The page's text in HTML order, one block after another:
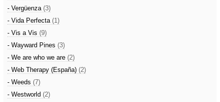
- Vergüenza (3)
- Vida Perfecta (1)
- Vis a Vis (9)
- Wayward Pines (3)
- We are who we are (2)
- Web Therapy (España) (2)
- Weeds (7)
- Westworld (2)